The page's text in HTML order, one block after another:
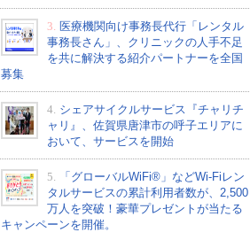
3. 医療機関向け事務長代行「レンタル
事務長さん」、クリニックの人手不足
を共に解決する紹介パートナーを全国
募集
4. シェアサイクルサービス『チャリチ
ャリ』、佐賀県唐津市の呼子エリアに
おいて、サービスを開始
5.
「グローバルWiFi®」などWi-Fiレン
タルサービスの累計利用者数が、2,500
万人を突破！豪華プレゼントが当たる
キャンペーンを開催。